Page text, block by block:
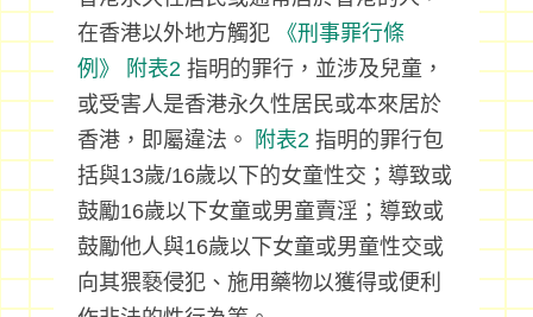
在香港以外地方觸犯
《刑事罪行條
例》
附表2指明的罪行，並涉及兒童，
或受害人是香港永久性居民或本來居於
香港，即屬違法。
附表2指明的罪行包
括與13歲/16歲以下的女童性交；導致或
鼓勵16歲以下女童或男童賣淫；導致或
鼓勵他人與16歲以下女童或男童性交或
向其猥褻侵犯、施用藥物以獲得或便利